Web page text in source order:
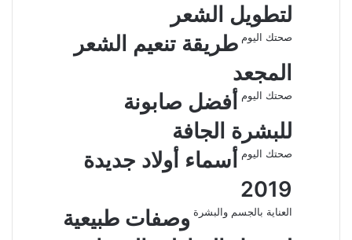
لتطويل الشعر
صحتك اليوم طريقة تنعيم الشعر
المجعد
صحتك اليوم أفضل صابونة
للبشرة الجافة
صحتك اليوم أسماء أولاد جديدة
2019
العناية بالجسم والبشرة وصفات طبيعية